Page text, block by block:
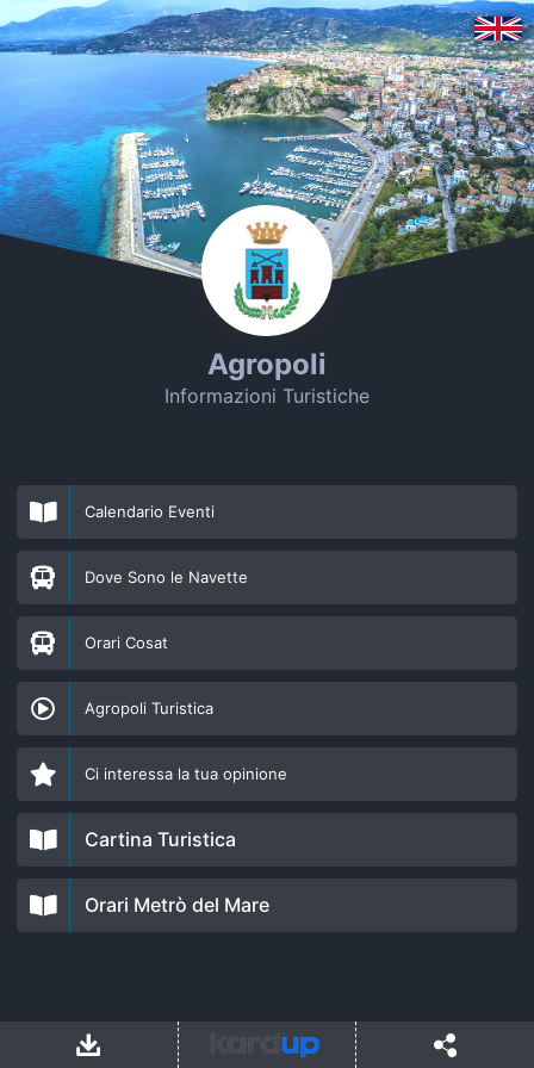
Agropoli
Informazioni Turistiche
Calendario Eventi
Dove Sono le Navette
Orari Cosat
Agropoli Turistica
Ci interessa la tua opinione
Cartina Turistica
Orari Metrò del Mare